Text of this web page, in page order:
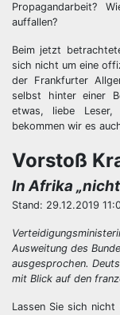
Propagandarbeit?
auffallen?
Beim jetzt
sich nicht um eine
der Frankfurter
selbst hinter einer
etwas, liebe
bekommen wir es
Vorstoß
In Afrika
Stand: 29.12.2019
Ausweitung des
ausgesprochen.
mit Blick auf den
Lassen Sie sich nicht